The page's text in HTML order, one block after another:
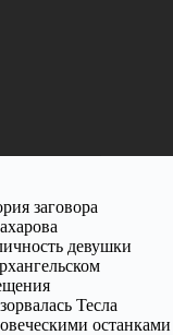
заговора
девушки
Тесла
останками